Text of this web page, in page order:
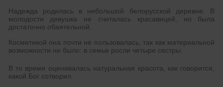
Надежда родилась в небольшой белорусской деревне. В
молодости девушка не считалась красавицей, но была
достаточно обаятельной.
Косметикой она почти не пользовалась, так как материальной
возможности не было: в семье росли четыре сестры.
В то время оценивалась натуральная красота, как говорится,
какой Бог сотворил.